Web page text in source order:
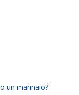
un marinaio?